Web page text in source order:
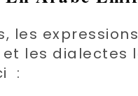
les
les dialectes
: